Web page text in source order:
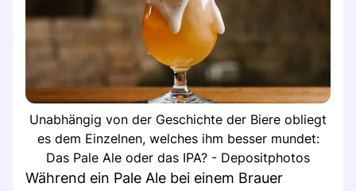
Unabhängig von der Geschichte der Biere obliegt
es dem Einzelnen, welches ihm besser mundet:
Das Pale Ale oder das IPA? - Depositphotos
Während ein Pale Ale bei einem Brauer